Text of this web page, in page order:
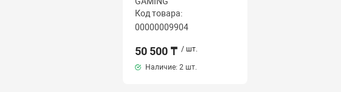
Код товара:
00000009904
50 500 ₸ / шт.
Наличие: 2 шт.